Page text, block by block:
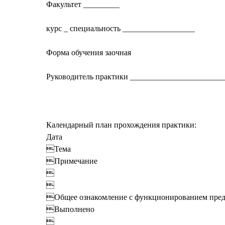
Факультет _________
курс _ специальность __________________
Форма обучения заочная
Руководитель практики
Календарный план прохождения практики:
Дата
Тема
Примечание


Общее ознакомление с функционированием
Выполнено
